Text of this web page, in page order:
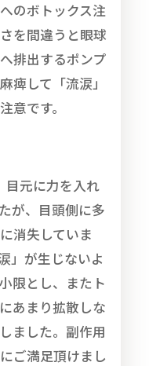
のボトックス注
を間違うと眼球
排出するポンプ
痺して「流涙」
意です。
目元に力を入れ
が、目頭側に多
消失していま
」が生じないよ
限とし、またト
あまり拡散しな
ました。副作用
ご満足頂けまし